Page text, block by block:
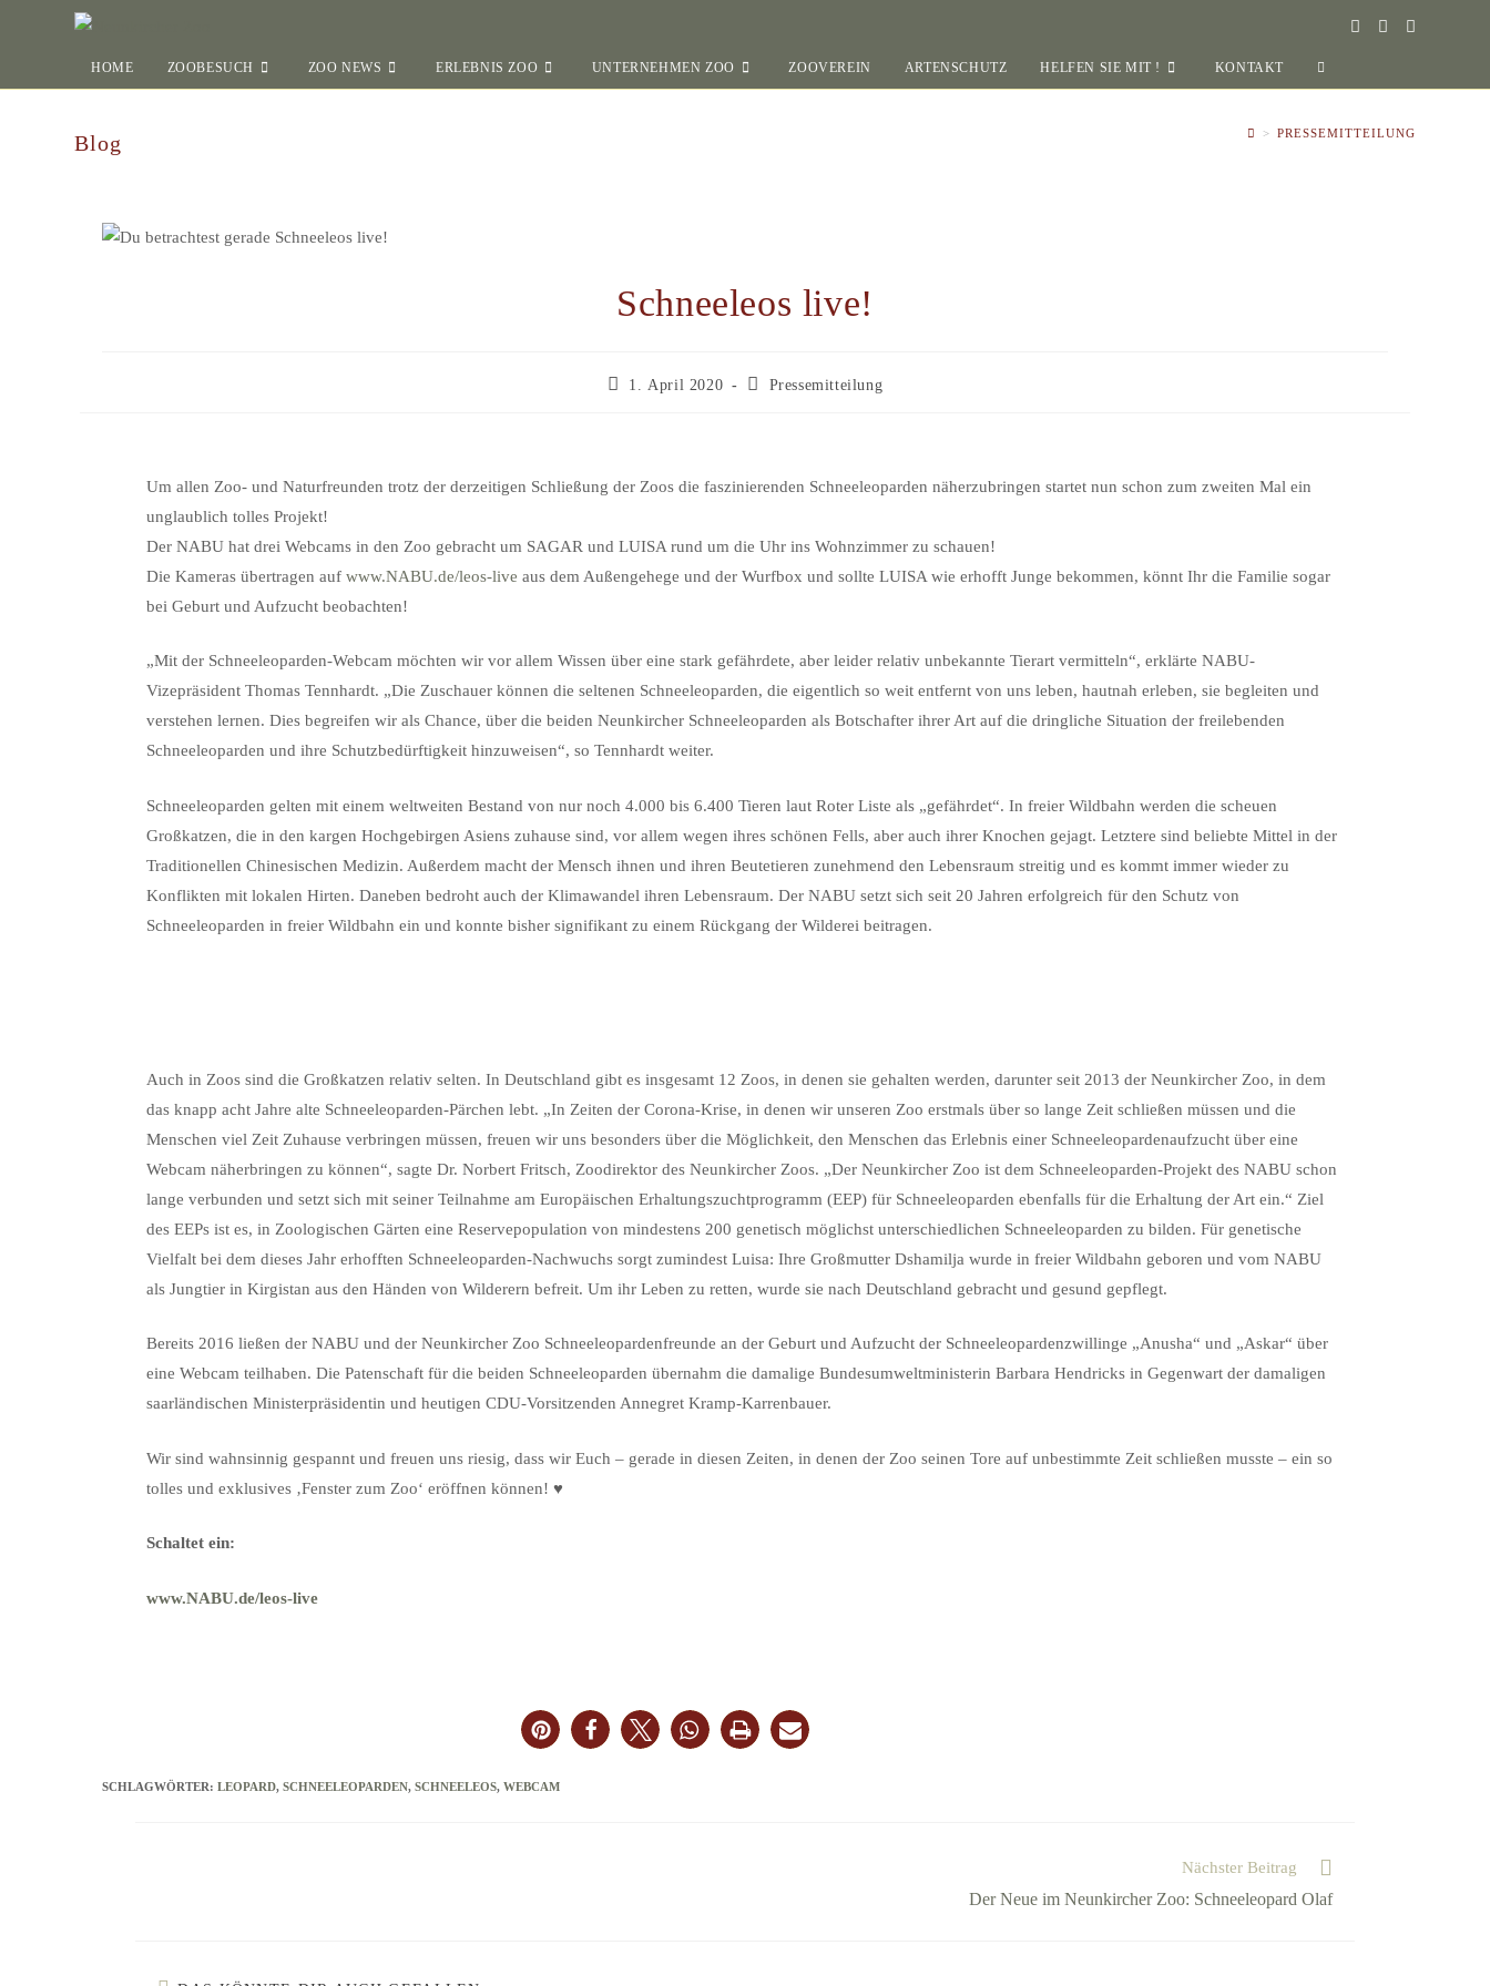
HOME ZOOBESUCH ZOO NEWS ERLEBNIS ZOO UNTERNEHMEN ZOO ZOOVEREIN ARTENSCHUTZ HELFEN SIE MIT ! KONTAKT
Blog > PRESSEMITTEILUNG
Schneeleos live!
1. April 2020 Pressemitteilung
Um allen Zoo- und Naturfreunden trotz der derzeitigen Schließung der Zoos die faszinierenden Schneeleoparden näherzubringen startet nun schon zum zweiten Mal ein
unglaublich tolles Projekt!
Der NABU hat drei Webcams in den Zoo gebracht um SAGAR und LUISA rund um die Uhr ins Wohnzimmer zu schauen!
Die Kameras übertragen auf www.NABU.de/leos-live aus dem Außengehege und der Wurfbox und sollte LUISA wie erhofft Junge bekommen, könnt Ihr die Familie sogar
bei Geburt und Aufzucht beobachten!
„Mit der Schneeleoparden-Webcam möchten wir vor allem Wissen über eine stark gefährdete, aber leider relativ unbekannte Tierart vermitteln“, erklärte NABU-
Vizepräsident Thomas Tennhardt. „Die Zuschauer können die seltenen Schneeleoparden, die eigentlich so weit entfernt von uns leben, hautnah erleben, sie begleiten und
verstehen lernen. Dies begreifen wir als Chance, über die beiden Neunkircher Schneeleoparden als Botschafter ihrer Art auf die dringliche Situation der freilebenden
Schneeleoparden und ihre Schutzbedürftigkeit hinzuweisen“, so Tennhardt weiter.
Schneeleoparden gelten mit einem weltweiten Bestand von nur noch 4.000 bis 6.400 Tieren laut Roter Liste als „gefährdet“. In freier Wildbahn werden die scheuen
Großkatzen, die in den kargen Hochgebirgen Asiens zuhause sind, vor allem wegen ihres schönen Fells, aber auch ihrer Knochen gejagt. Letztere sind beliebte Mittel in der
Traditionellen Chinesischen Medizin. Außerdem macht der Mensch ihnen und ihren Beutetieren zunehmend den Lebensraum streitig und es kommt immer wieder zu
Konflikten mit lokalen Hirten. Daneben bedroht auch der Klimawandel ihren Lebensraum. Der NABU setzt sich seit 20 Jahren erfolgreich für den Schutz von
Schneeleoparden in freier Wildbahn ein und konnte bisher signifikant zu einem Rückgang der Wilderei beitragen.
Auch in Zoos sind die Großkatzen relativ selten. In Deutschland gibt es insgesamt 12 Zoos, in denen sie gehalten werden, darunter seit 2013 der Neunkircher Zoo, in dem
das knapp acht Jahre alte Schneeleoparden-Pärchen lebt. „In Zeiten der Corona-Krise, in denen wir unseren Zoo erstmals über so lange Zeit schließen müssen und die
Menschen viel Zeit Zuhause verbringen müssen, freuen wir uns besonders über die Möglichkeit, den Menschen das Erlebnis einer Schneeleopardenaufzucht über eine
Webcam näherbringen zu können“, sagte Dr. Norbert Fritsch, Zoodirektor des Neunkircher Zoos. „Der Neunkircher Zoo ist dem Schneeleoparden-Projekt des NABU schon
lange verbunden und setzt sich mit seiner Teilnahme am Europäischen Erhaltungszuchtprogramm (EEP) für Schneeleoparden ebenfalls für die Erhaltung der Art ein.“ Ziel
des EEPs ist es, in Zoologischen Gärten eine Reservepopulation von mindestens 200 genetisch möglichst unterschiedlichen Schneeleoparden zu bilden. Für genetische
Vielfalt bei dem dieses Jahr erhofften Schneeleoparden-Nachwuchs sorgt zumindest Luisa: Ihre Großmutter Dshamilja wurde in freier Wildbahn geboren und vom NABU
als Jungtier in Kirgistan aus den Händen von Wilderern befreit. Um ihr Leben zu retten, wurde sie nach Deutschland gebracht und gesund gepflegt.
Bereits 2016 ließen der NABU und der Neunkircher Zoo Schneeleopardenfreunde an der Geburt und Aufzucht der Schneeleopardenzwillinge „Anusha“ und „Askar“ über
eine Webcam teilhaben. Die Patenschaft für die beiden Schneeleoparden übernahm die damalige Bundesumweltministerin Barbara Hendricks in Gegenwart der damaligen
saarländischen Ministerpräsidentin und heutigen CDU-Vorsitzenden Annegret Kramp-Karrenbauer.
Wir sind wahnsinnig gespannt und freuen uns riesig, dass wir Euch – gerade in diesen Zeiten, in denen der Zoo seinen Tore auf unbestimmte Zeit schließen musste – ein so
tolles und exklusives ‚Fenster zum Zoo‘ eröffnen können! ♥️
Schaltet ein:
www.NABU.de/leos-live
SCHLAGWÖRTER: LEOPARD, SCHNEELEOPARDEN, SCHNEELEOS, WEBCAM
Nächster Beitrag
Der Neue im Neunkircher Zoo: Schneeleopard Olaf